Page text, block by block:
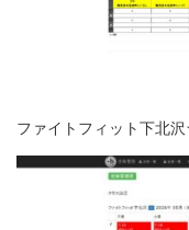
ファイトフィット下北